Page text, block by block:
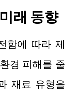
래 동향
함에 따라 제
경 피해를 줄
재료 유형을